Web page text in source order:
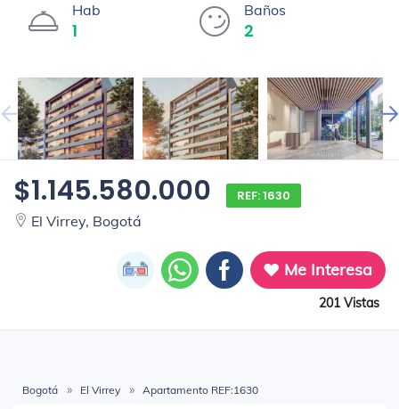
Hab
1
Baños
2
$1.145.580.000 REF: 1630
El Virrey, Bogotá
Me Interesa
201 Vistas
Bogotá El Virrey Apartamento REF:1630